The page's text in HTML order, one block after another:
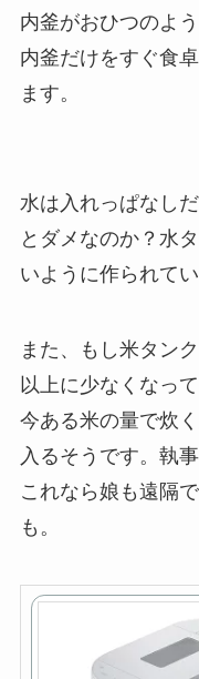
内釜がおひつのよ
内釜だけをすぐ食
ます。
水は入れっぱなし
とダメなのか？水
いように作られて
また、もし米タン
以上に少なくなっ
今ある米の量で炊
入るそうです。執
これなら娘も遠隔
も。